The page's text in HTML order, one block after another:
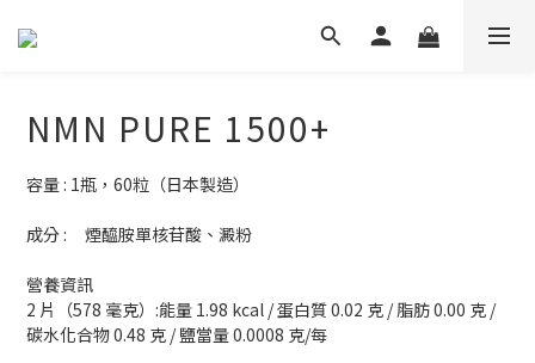
NMN PURE 1500+
容量 : 1瓶，60粒（日本製造）
成分 :     煙醯胺單核苷酸、澱粉
營養資訊
2 片（578 毫克）:能量 1.98 kcal / 蛋白質 0.02 克 / 脂肪 0.00 克 /
碳水化合物 0.48 克 / 鹽當量 0.0008 克/每